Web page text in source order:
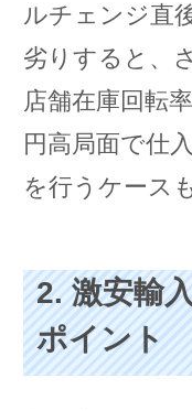
ルチェンジ直
劣りすると、
店舗在庫回転
円高局面で仕
を行うケースも
2. 激安輸
ポイント